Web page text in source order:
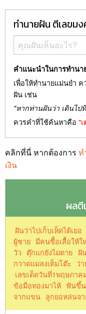
ทำนายฝัน ตีเลขม
คำแนะนำในการทำนา
เพื่อให้ทำนายแม่นยำ
ฝัน เช่น
"หากท่านฝันว่า เดินไป
ควรคำที่ใช้ค้นหาคือ "
คลิกที่นี่ หากต้องการ ท
เงิน
ผลตี
ฝันว่าไปเก็บเห็ดได้เยอ
ผู้ชาย มีคนซื้อเสื้อให้ใ
วัว ตุ๊กแกยังไม่ตาย ฝั
กวาดแมลงเต็มโต๊ะ ว่
เลขเด็ดวันที่1พฤษภาค
ข้อมือทองมาไห้ ฟันขึ้น
จากแขน ลูกยอหล่นจ